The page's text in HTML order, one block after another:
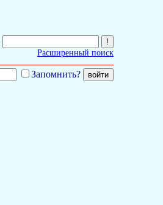
Расширенный поиск
Запомнить?